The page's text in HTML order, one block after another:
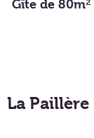
Gîte de 80m²
La Paillère